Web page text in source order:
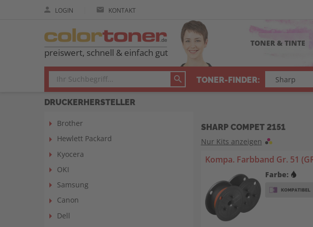
LOGIN KONTAKT
preiswert, schnell & einfach gut
TONER & TINTE
TONER-FINDER:
DRUCKERHERSTELLER
Brother
Hewlett Packard
Kyocera
OKI
Samsung
Canon
Dell
SHARP COMPET 2151
Nur Kits anzeigen
Kompa. Farbband Gr. 51
Farbe: